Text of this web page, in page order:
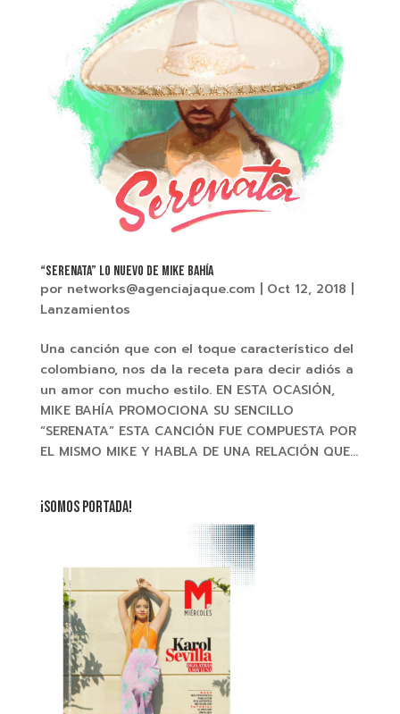
“SERENATA” LO NUEVO DE MIKE BAHÍA
por networks@agenciajaque.com Oct 12, 2018
Lanzamientos
Una canción que con el toque característico del
colombiano, nos da la receta para decir adiós a
un amor con mucho estilo. EN ESTA OCASIÓN,
MIKE BAHÍA PROMOCIONA SU SENCILLO
“SERENATA” ESTA CANCIÓN FUE COMPUESTA POR
EL MISMO MIKE Y HABLA DE UNA RELACIÓN QUE...
¡SOMOS PORTADA!